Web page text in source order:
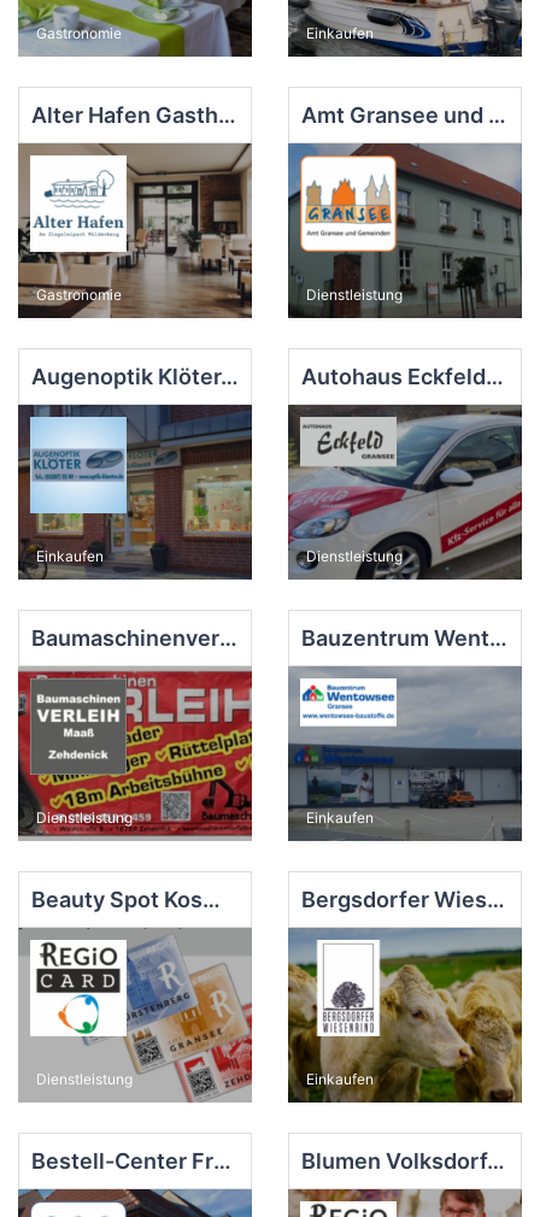
Gastronomie Einkaufen
Alter Hafen Gasthaus & Pension, Mildenberg
Gastronomie
Amt Gransee und Gemeinden
Dienstleistung
Augenoptik Klöter, Zehdenick
Einkaufen
Autohaus Eckfeld, Gransee
Dienstleistung
Baumaschinenverleih Maaß, Zehdenick
Dienstleistung
Bauzentrum Wentowsee, Gransee
Einkaufen
Beauty Spot Kosmetikstudio, Zehdenick
Dienstleistung
Bergsdorfer Wiesenrind
Einkaufen
Bestell-Center Franz, Gransee Blumen Volksdorf, Zehdenick